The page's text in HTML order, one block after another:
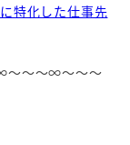
特化した仕事先
～～∞～～～